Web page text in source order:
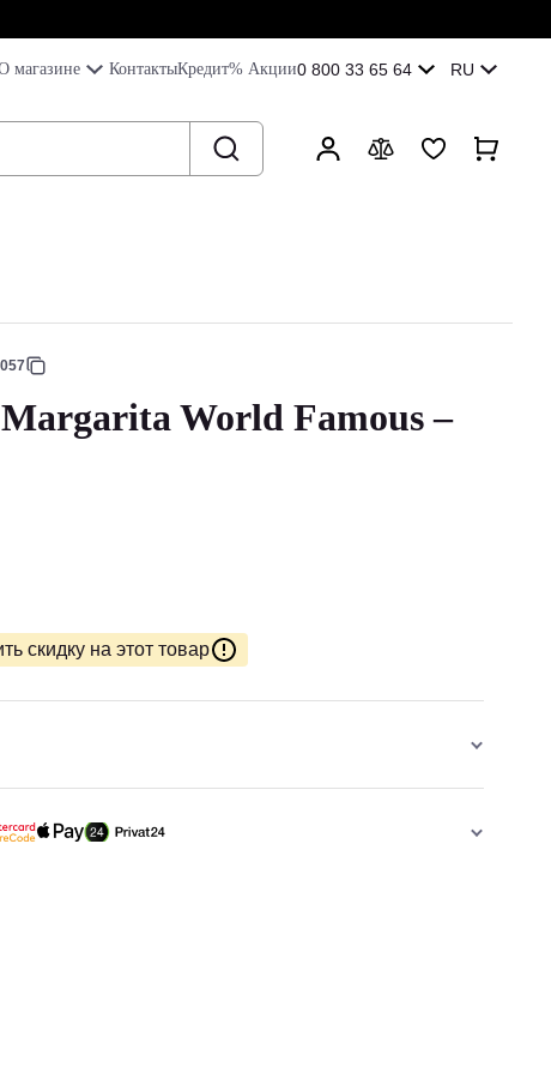
магазине КонтактыКредит% Акции0 800 33 65 64 RU
World Famous –
скидку на этот товар